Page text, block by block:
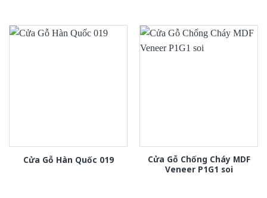
Cửa Gỗ Hàn Quốc 019
Cửa Gỗ Chống Cháy MDF
Veneer P1G1 soi